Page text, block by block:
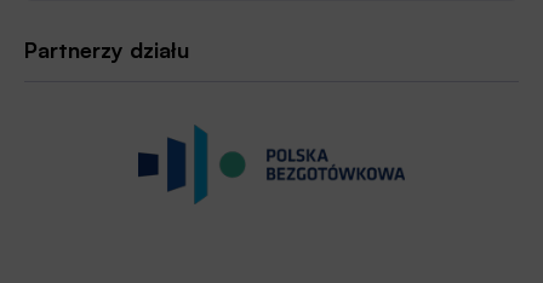
Partnerzy działu